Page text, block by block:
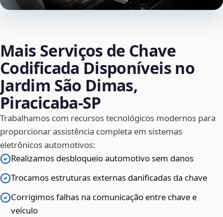
Mais Serviços de Chave
Codificada Disponíveis no
Jardim São Dimas,
Piracicaba‑SP
Trabalhamos com recursos tecnológicos modernos para
proporcionar assistência completa em sistemas
eletrônicos automotivos:
Realizamos desbloqueio automotivo sem danos
Trocamos estruturas externas danificadas da chave
Corrigimos falhas na comunicação entre chave e
veículo